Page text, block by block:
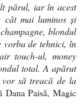
părul, iar în acest
cât mai luminos și
blondul
vorba de tehnici, în
touch-ul, money
total. A apărut
vor să treacă de la
Dana Paisă, Magic